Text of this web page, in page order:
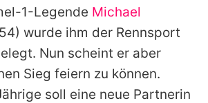
Utiq verwalten
1-Legende Michael
wurde ihm der Rennsport
Nun scheint er aber
Sieg feiern zu können.
soll eine neue Partnerin